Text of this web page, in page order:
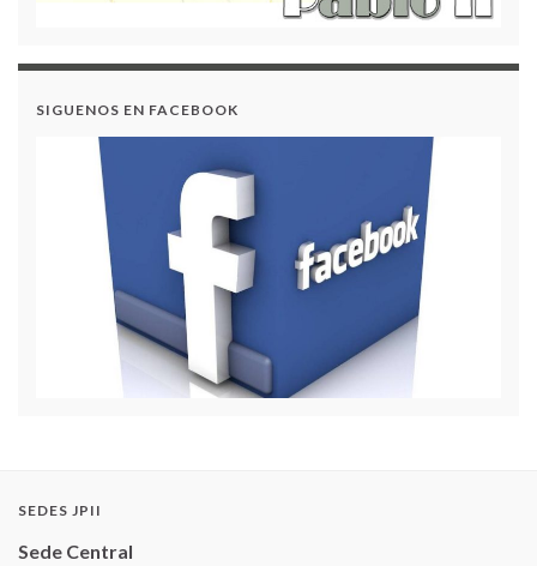
SIGUENOS EN FACEBOOK
SEDES JPII
Sede Central